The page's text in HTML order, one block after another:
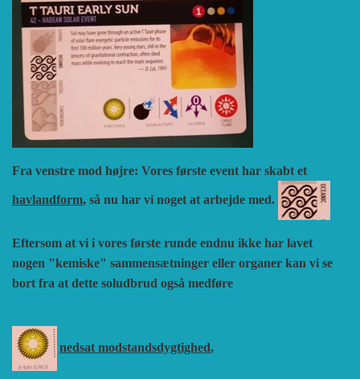
Fra venstre mod højre: Vores første event har skabt et
havlandform, så nu har vi noget at arbejde med.
Eftersom at vi i vores første runde endnu ikke har lavet
nogen "kemiske" sammensætninger eller organer kan vi se
bort fra at dette soludbrud også medføre
nedsat modstandsdygtighed,